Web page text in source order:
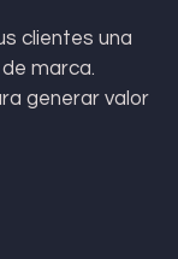
clientes una
marca.
generar valor